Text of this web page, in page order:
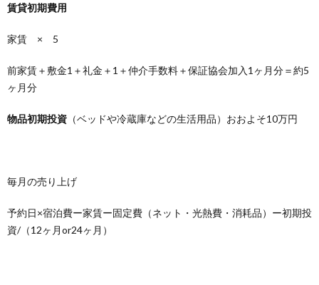
賃貸初期費用
家賃 × 5
前家賃＋敷金1＋礼金＋1＋仲介手数料＋保証協会加入1ヶ月分＝約5
ヶ月分
物品初期投資 （ベッドや冷蔵庫などの生活用品）おおよそ10万円
毎月の売り上げ
予約日×宿泊費ー家賃ー固定費（ネット・光熱費・消耗品）ー初期投
資/（12ヶ月or24ヶ月）